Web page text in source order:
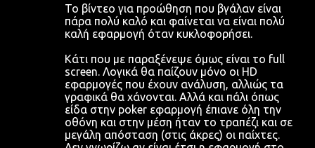
Το βίντεο για προώθηση που βγάλαν είναι
πάρα πολύ καλό και φαίνεται να είναι πολύ
καλή εφαρμογή όταν κυκλοφορήσει.
Κάτι που με παραξένεψε όμως είναι το full
screen. Λογικά θα παίζουν μόνο οι HD
εφαρμογές που έχουν ανάλυση, αλλιώς τα
γραφικά θα χάνονται. Αλλά και πάλι όπως
είδα στην poker εφαρμογή έπιανε όλη την
οθόνη και στην μέση ήταν το τραπέζι και σε
μεγάλη απόσταση (στις άκρες) οι παίχτες.